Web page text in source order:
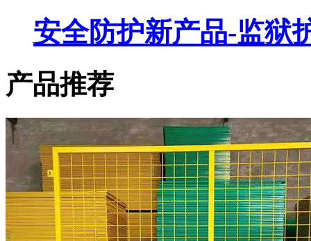
安全防护新产品-监狱
产品推荐